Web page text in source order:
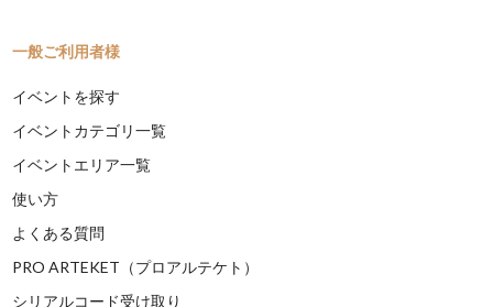
一般ご利用者様
イベントを探す
イベントカテゴリ一覧
イベントエリア一覧
使い方
よくある質問
PRO ARTEKET（プロアルテケト）
シリアルコード受け取り